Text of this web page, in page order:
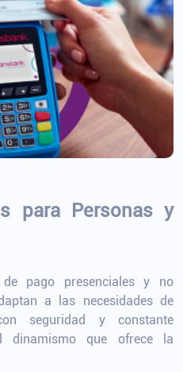
para Personas y
pago presenciales y no
a las necesidades de
seguridad y constante
dinamismo que ofrece la